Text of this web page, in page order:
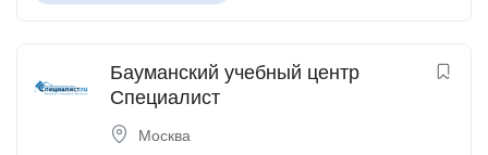
Бауманский учебный центр
Специалист
Москва